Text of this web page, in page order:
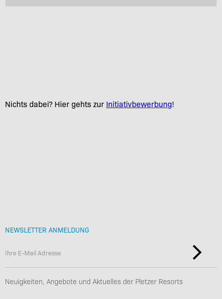
NEWSLETTER ANMELDUNG
Neuigkeiten, Angebote und Aktuelles der Pletzer Resorts